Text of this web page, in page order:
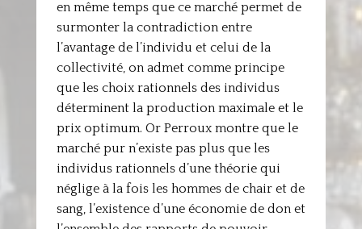
en même temps que ce marché permet de
surmonter la contradiction entre
l’avantage de l’individu et celui de la
collectivité, on admet comme principe
que les choix rationnels des individus
déterminent la production maximale et le
prix optimum. Or Perroux montre que le
marché pur n’existe pas plus que les
individus rationnels d’une théorie qui
néglige à la fois les hommes de chair et de
sang, l’existence d’une économie de don et